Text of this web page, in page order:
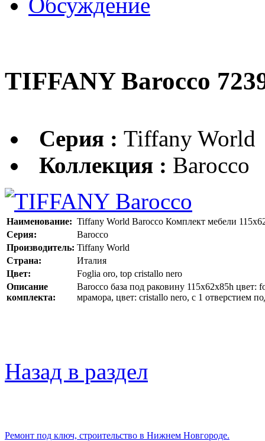
TIFFANY Barocco
Серия : Tiffany World
Коллекция : Barocco
Наименование: Tiffany World Barocco Комплект мебели
Серия:
Barocco
Производитель: Tiffany World
Страна:
Италия
Цвет:
Foglia oro, top cristallo nero
Описание
комплекта:
Barocco база под раковину 115x62x85h цвет:
мрамора, цвет: cristallo nero, с 1 отверстием
Назад в раздел
Ремонт под ключ, строительство в Нижнем Новгороде.